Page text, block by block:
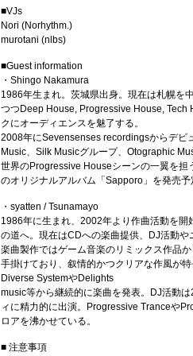
■VJs
Nori (Norhythm.)
murotani (nlbs)
■Guest information
・Shingo Nakamura
1986年生まれ。茨城県出身。現在は札幌を
つつDeep House, Progressive House, Tech
クにオーディエンスを魅了する。
2008年にSevensenses recordingsからデビ
Music、Silk Musicグループ、Otographic
世界のProgressive Houseシーンの一翼を
のオリジナルアルバム「Sapporo」を発売予
・syatten / Tsunamayo
1986年に生まれ、2002年より作曲活動を
の道へ。現在はCDへの楽曲提供、DJ活動や
楽曲製作ではゲーム音楽のリミックス作品
手掛けており、叙情的かつクリアな作風が
Diverse SystemやDelights
music等から継続的に楽曲を発表。DJ活動
ィに精力的に出演。Progressive Tranceや
ロアを沸かせている。
■ 注意事項